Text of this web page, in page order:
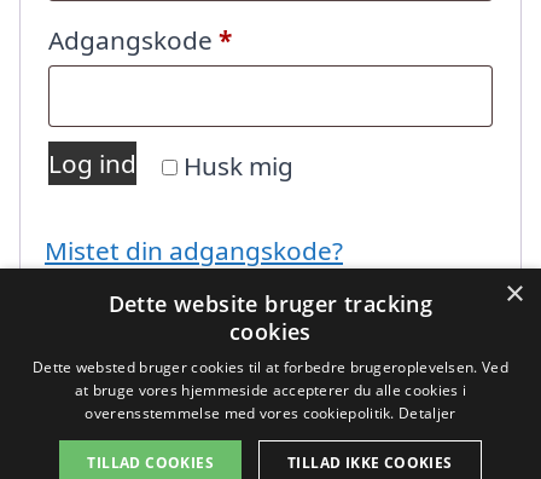
Adgangskode *Påkrævet
Husk mig
Log ind
Mistet din adgangskode?
Copyright 2026 - Pilanto Aps
×
Dette website bruger tracking
cookies
Dette websted bruger cookies til at forbedre brugeroplevelsen. Ved
at bruge vores hjemmeside accepterer du alle cookies i
overensstemmelse med vores cookiepolitik. Detaljer
TILLAD COOKIES TILLAD IKKE COOKIES